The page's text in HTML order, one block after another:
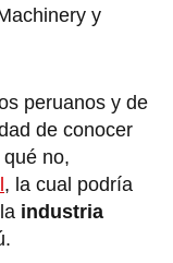
y
peruanos y de
de conocer
no,
, la cual podría
industria